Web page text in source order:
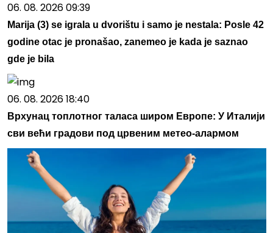
06. 08. 2026 09:39
Marija (3) se igrala u dvorištu i samo je nestala: Posle 42
godine otac je pronašao, zanemeo je kada je saznao
gde je bila
06. 08. 2026 18:40
Врхунац топлотног таласа широм Европе: У Италији
сви већи градови под црвеним метео-алармом